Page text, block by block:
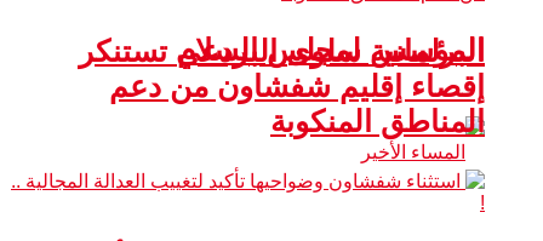
المؤسس لمجلس السلام
البرلمانية سلوى البردعي تستنكر
إقصاء إقليم شفشاون من دعم
المناطق المنكوبة